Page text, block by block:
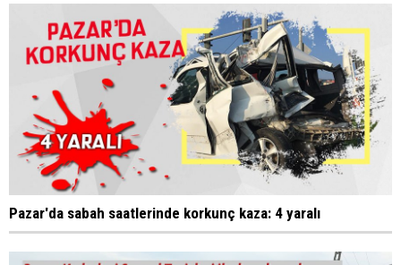
Pazar'da sabah saatlerinde korkunç kaza: 4 yaralı